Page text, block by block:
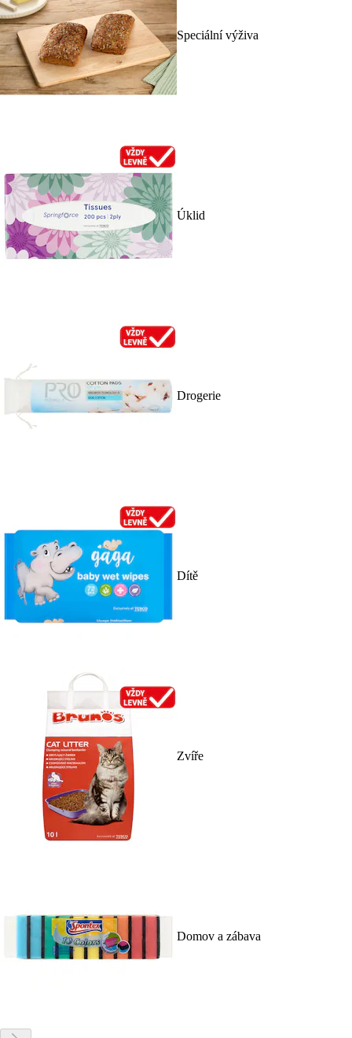
Speciální výživa
Úklid
Drogerie
Dítě
Zvíře
Domov a zábava